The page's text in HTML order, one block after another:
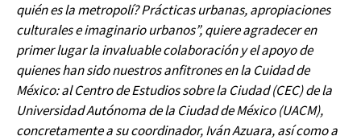
quién es la metropolí? Prácticas urbanas, apropiaciones
culturales e imaginario urbanos”, quiere agradecer en
primer lugar la invaluable colaboración y el apoyo de
quienes han sido nuestros anfitrones en la Cuidad de
México: al Centro de Estudios sobre la Ciudad (CEC) de la
Universidad Autónoma de la Ciudad de México (UACM),
concretamente a su coordinador, Iván Azuara, así como a